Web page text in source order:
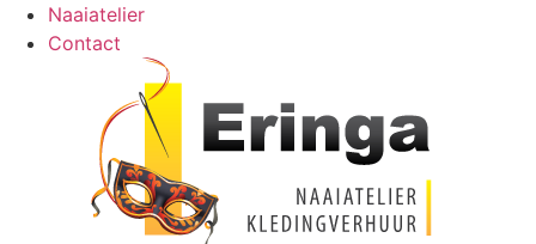
Naaiatelier
Contact